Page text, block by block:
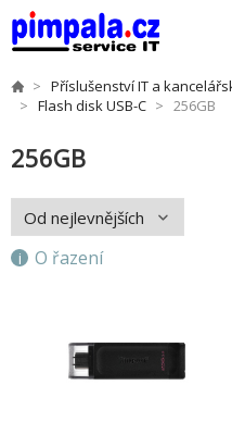
Příslušenství IT a
Flash disk USB-C
256GB
256GB
O řazení